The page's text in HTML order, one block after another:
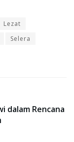
Lezat
Selera
dalam Rencana